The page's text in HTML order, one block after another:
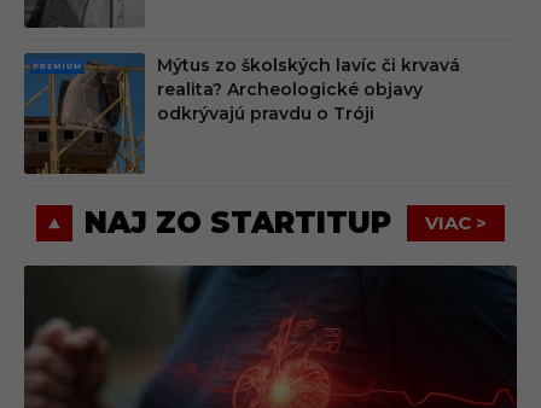
PRE
MIU
M
Mýtus zo školských lavíc či krvavá
realita? Archeologické objavy
odkrývajú pravdu o Tróji
NAJ ZO STARTITUP VIAC >